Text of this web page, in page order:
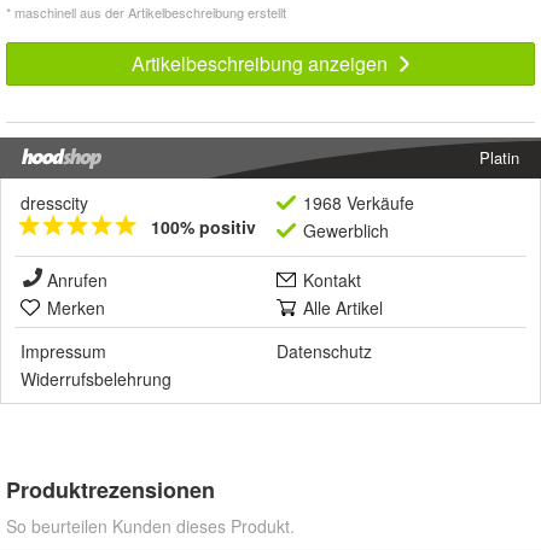
* maschinell aus der Artikelbeschreibung erstellt
Artikelbeschreibung anzeigen
Platin
dresscity
100% positiv
1968 Verkäufe
Gewerblich
Anrufen
Kontakt
Merken
Alle Artikel
Impressum
Datenschutz
Widerrufsbelehrung
Produktrezensionen
So beurteilen Kunden dieses Produkt.